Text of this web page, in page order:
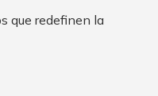
que redefinen la